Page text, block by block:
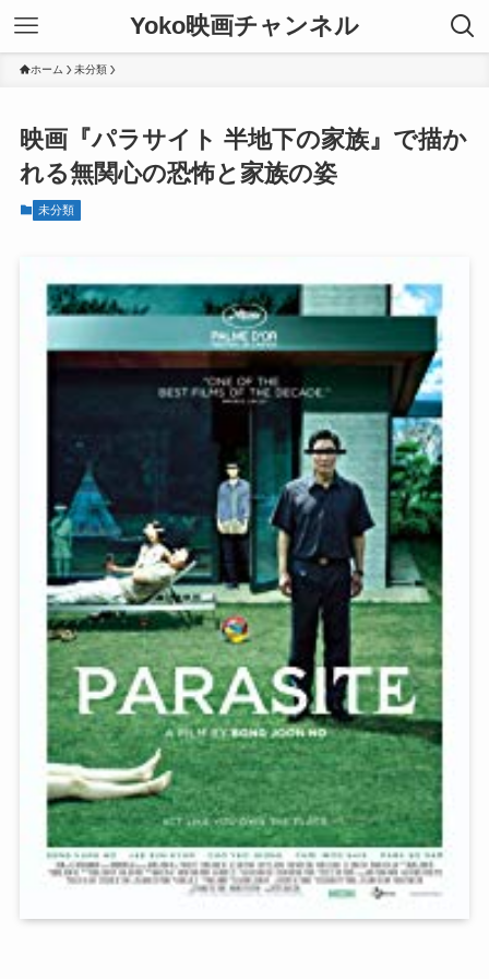
Yoko映画チャンネル
ホーム 未分類
映画『パラサイト 半地下の家族』で描か
れる無関心の恐怖と家族の姿
未分類